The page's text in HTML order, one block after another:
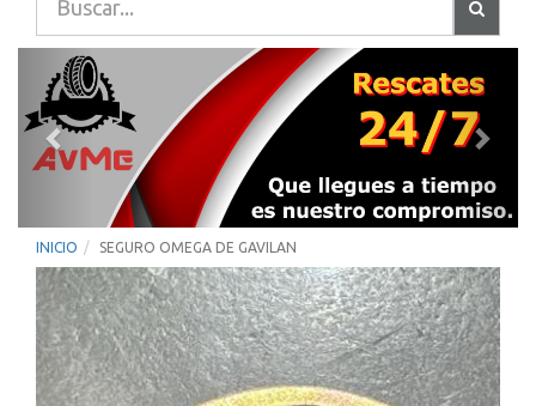
Previous
INICIO SEGURO OMEGA DE GAVILAN